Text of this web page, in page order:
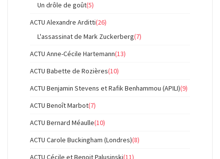
Un drôle de goût(5)
ACTU Alexandre Arditti(26)
L'assassinat de Mark Zuckerberg(7)
ACTU Anne-Cécile Hartemann(13)
ACTU Babette de Rozières(10)
ACTU Benjamin Stevens et Rafik Benhammou (APILI)(9)
ACTU Benoît Marbot(7)
ACTU Bernard Méaulle(10)
ACTU Carole Buckingham (Londres)(8)
ACTU Cécile et Benoit Palusinski(11)